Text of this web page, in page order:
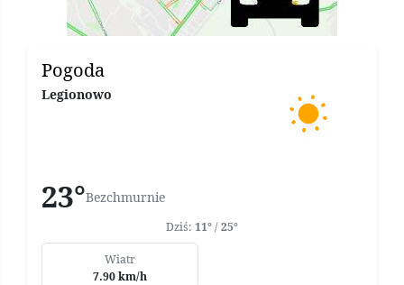
Pogoda
Legionowo
23°Bezchmurnie
Dziś: 11°/25°
Wiatr
7.90 km/h